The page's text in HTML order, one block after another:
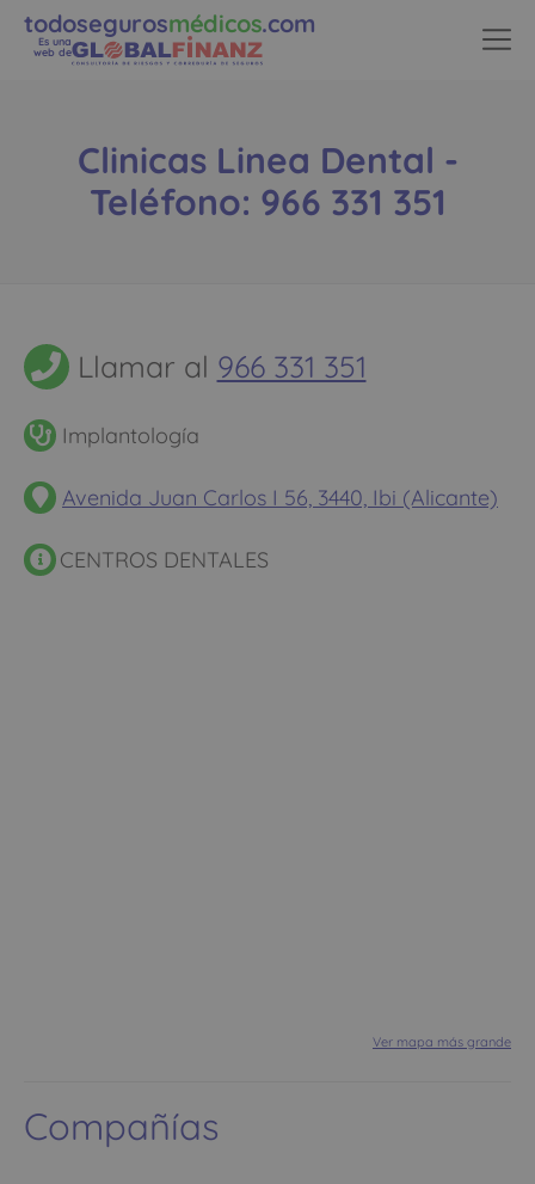
todosegurosmédicos.com
Es una
web de
Clinicas Linea Dental -
Teléfono: 966 331 351
Llamar al 966 331 351
Implantología
Avenida Juan Carlos I 56, 3440, Ibi (Alicante)
CENTROS DENTALES
Ver mapa más grande
Compañías